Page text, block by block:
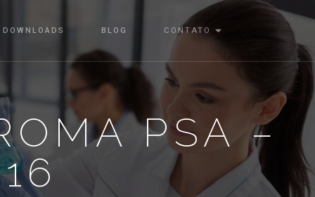
DOWNLOADS BLOG CONTATO
PSA –